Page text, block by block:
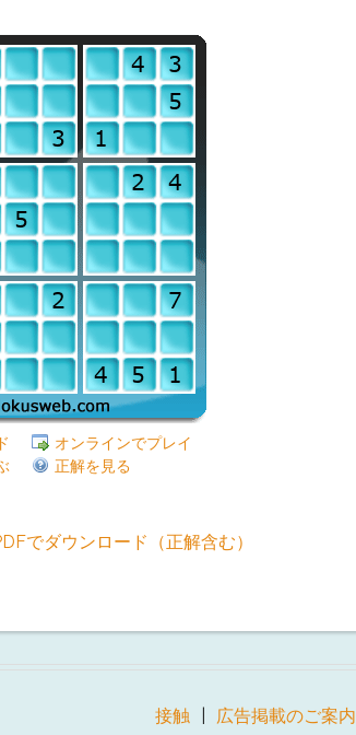
オンラインでプレイ
正解を見る
でダウンロード（正解含む）
接触 広告掲載のご案内